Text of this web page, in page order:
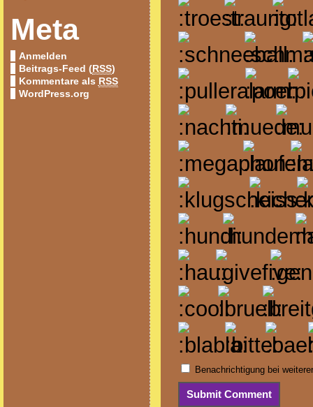
Meta
Anmelden
Beitrags-Feed (RSS)
Kommentare als RSS
WordPress.org
Benachrichtigung bei